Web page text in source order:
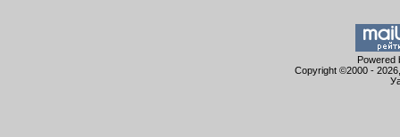
Powered
Copyright ©2000 -